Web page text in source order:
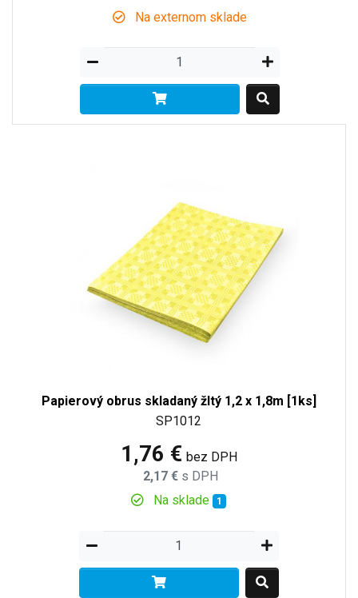
Na externom sklade
Papierový obrus skladaný žltý 1,2 x 1,8m [1ks]
SP1012
1,76 € bez DPH
2,17 € s DPH
Na sklade 1